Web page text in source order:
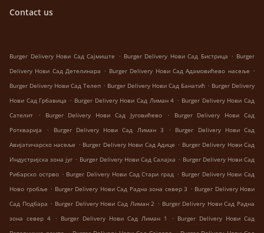
Contact us
Burger Delivery Нови Сад Сајмиште . Burger Delivery Нови Сад Бистрица . Burger
Delivery Нови Сад Детелинара . Burger Delivery Нови Сад Адамовићево насеље .
Burger Delivery Нови Сад Телеп . Burger Delivery Нови Сад Банатић . Burger Delivery
Нови Сад Грбавица . Burger Delivery Нови Сад Лиман 4 . Burger Delivery Нови Сад
Сателит
. Burger Delivery Нови Сад Југовићево .
Burger Delivery Нови Сад
Роткварија
. Burger Delivery Нови Сад Лиман 3 .
Burger Delivery Нови Сад
Авијатичарско насеље . Burger Delivery Нови Сад Адице . Burger Delivery Нови Сад
Индустријска зона југ . Burger Delivery Нови Сад Салајка . Burger Delivery Нови Сад
Рибарско острво . Burger Delivery Нови Сад Стари град . Burger Delivery Нови Сад
Ново гробље . Burger Delivery Нови Сад Радна зона север 3 . Burger Delivery Нови
Сад Подбара . Burger Delivery Нови Сад Лиман 2 . Burger Delivery Нови Сад Радна
зона север 4 . Burger Delivery Нови Сад Лиман 1 . Burger Delivery Нови Сад